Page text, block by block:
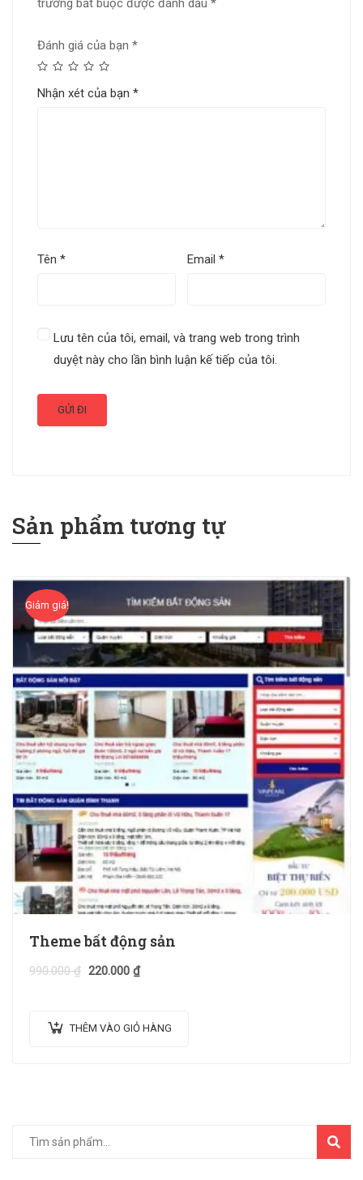
trường bắt buộc được đánh dấu *
Đánh giá của bạn *
Nhận xét của bạn *
Tên * Email*
Lưu tên của tôi, email, và trang web trong trình
duyệt này cho lần bình luận kế tiếp của tôi.
Sản phẩm tương tự
Giảm giá!
Theme bất động sản
990.000₫ 220.000 ₫
THÊM VÀO GIỎ HÀNG
TÌM